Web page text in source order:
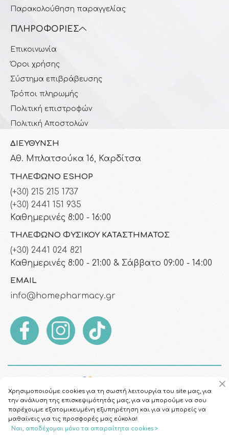
Παρακολούθηση παραγγελίας
ΠΛΗΡΟΦΟΡΊΕΣ
Επικοινωνία
Όροι χρήσης
Σύστημα επιβράβευσης
Τρόποι πληρωμής
Πολιτική επιστροφών
Πολιτική Αποστολών
ΔΙΕΎΘΥΝΣΗ
Αθ. Μπλατσούκα 16, Καρδίτσα
ΤΗΛΈΦΩΝΟ ESHOP
(+30) 215 215 1737
(+30) 2441 151 935
Καθημερινές 8:00 - 16:00
ΤΗΛΈΦΩΝΟ ΦΥΣΙΚΟΎ ΚΑΤΑΣΤΉΜΑΤΟΣ
(+30) 2441 024 821
Καθημερινές 8:00 - 21:00 & Σάββατο 09:00 - 14:00
EMAIL
info@homepharmacy.gr
Χρησιμοποιούμε cookies για τη σωστή λειτουργία του site μας, για
την ανάλυση της επισκεψιμότητάς μας, για να μπορούμε να σου
παρέχουμε εξατομικευμένη εξυπηρέτηση και για να μπορείς να
μαθαίνεις για τις προσφορές μας εύκολα!
Ναι, αποδέχομαι μόνο τα απαραίτητα cookies >